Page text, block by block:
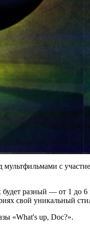
мультфильмами с
будет разный — от 1 до
свой уникальный
«What's up, Doc?».